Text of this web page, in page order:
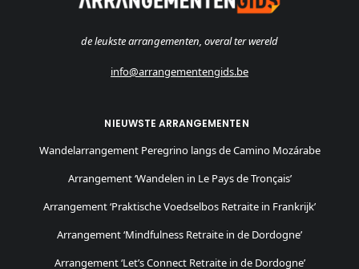
de leukste arrangementen, overal ter wereld
info@arrangementengids.be
NIEUWSTE ARRANGEMENTEN
Wandelarrangement Peregrino langs de Camino Mozárabe
Arrangement ‘Wandelen in Le Pays de Tronçais’
Arrangement ‘Praktische Voedselbos Retraite in Frankrijk’
Arrangement ‘Mindfulness Retraite in de Dordogne’
Arrangement ‘Let’s Connect Retraite in de Dordogne’